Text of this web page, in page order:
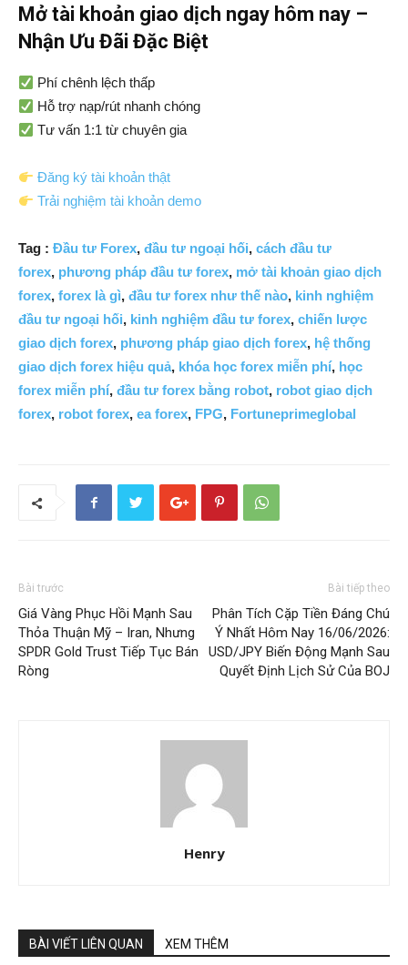
Mở tài khoản giao dịch ngay hôm nay –
Nhận Ưu Đãi Đặc Biệt
Phí chênh lệch thấp
Hỗ trợ nạp/rút nhanh chóng
Tư vấn 1:1 từ chuyên gia
Đăng ký tài khoản thật
Trải nghiệm tài khoản demo
Tag : Đầu tư Forex, đầu tư ngoại hối, cách đầu tư
forex, phương pháp đầu tư forex, mở tài khoản giao dịch
forex, forex là gì, đầu tư forex như thế nào, kinh nghiệm
đầu tư ngoại hối, kinh nghiệm đầu tư forex, chiến lược
giao dịch forex, phương pháp giao dịch forex, hệ thống
giao dịch forex hiệu quả, khóa học forex miễn phí, học
forex miễn phí, đầu tư forex bằng robot, robot giao dịch
forex, robot forex, ea forex, FPG, Fortuneprimeglobal
Bài trước
Giá Vàng Phục Hồi Mạnh Sau
Thỏa Thuận Mỹ – Iran, Nhưng
SPDR Gold Trust Tiếp Tục Bán
Ròng
Bài tiếp theo
Phân Tích Cặp Tiền Đáng Chú
Ý Nhất Hôm Nay 16/06/2026:
USD/JPY Biến Động Mạnh Sau
Quyết Định Lịch Sử Của BOJ
Henry
BÀI VIẾT LIÊN QUAN XEM THÊM